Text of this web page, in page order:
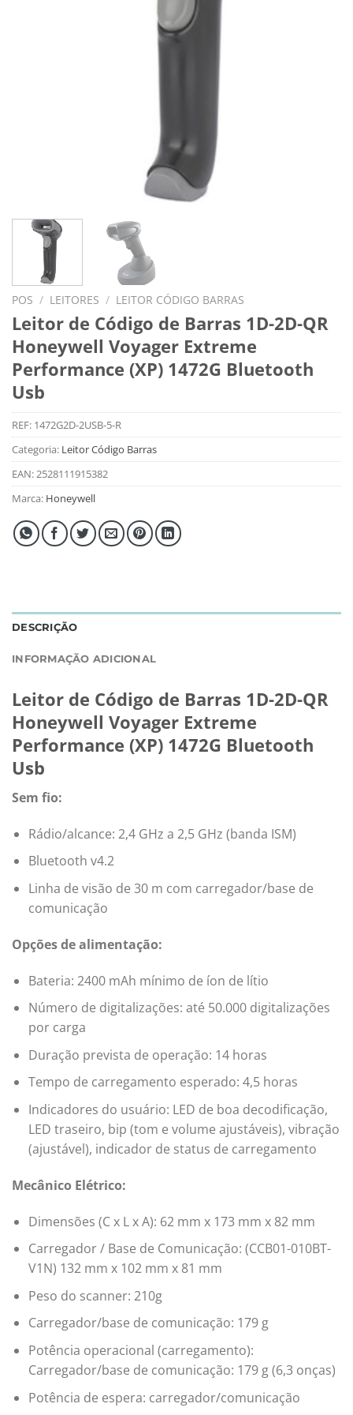
POS / LEITORES / LEITOR CÓDIGO BARRAS
Leitor de Código de Barras 1D-2D-QR
Honeywell Voyager Extreme
Performance (XP) 1472G Bluetooth
Usb
REF: 1472G2D-2USB-5-R
Categoria: Leitor Código Barras
EAN:2528111915382
Marca: Honeywell
DESCRIÇÃO
INFORMAÇÃO ADICIONAL
Leitor de Código de Barras 1D-2D-QR
Honeywell Voyager Extreme
Performance (XP) 1472G Bluetooth
Usb
Sem fio:
Rádio/alcance: 2,4 GHz a 2,5 GHz (banda ISM)
Bluetooth v4.2
Linha de visão de 30 m com carregador/base de
comunicação
Opções de alimentação:
Bateria: 2400 mAh mínimo de íon de lítio
Número de digitalizações: até 50.000 digitalizações
por carga
Duração prevista de operação: 14 horas
Tempo de carregamento esperado: 4,5 horas
Indicadores do usuário: LED de boa decodificação,
LED traseiro, bip (tom e volume ajustáveis), vibração
(ajustável), indicador de status de carregamento
Mecânico Elétrico:
Dimensões (C x L x A): 62 mm x 173 mm x 82 mm
Carregador / Base de Comunicação: (CCB01-010BT-
V1N) 132 mm x 102 mm x 81 mm
Peso do scanner: 210g
Carregador/base de comunicação: 179 g
Potência operacional (carregamento):
Carregador/base de comunicação: 179 g (6,3 onças)
Potência de espera: carregador/comunicação